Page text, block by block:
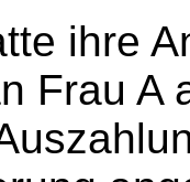
ihre
Frau A